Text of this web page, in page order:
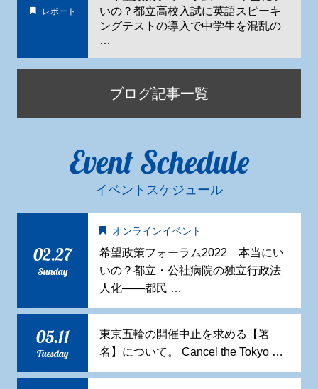
レポート
いの？都立高校入試に英語スピーキ
ングテストの導入で中学生を混乱の
…
ブログ記事一覧
Event Schedule
イベントスケジュール
02.27
Sunday
オンラインイベント
希望政策フォーラム2022 本当にい
いの？都立・公社病院の独立行政法
人化——都民 …
05.11
Tuesday
東京五輪の開催中止を求める【署
名】について。 Cancel the Tokyo …